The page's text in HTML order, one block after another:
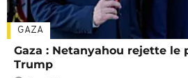
GAZA
Gaza : Netanyahou rejette le
Trump